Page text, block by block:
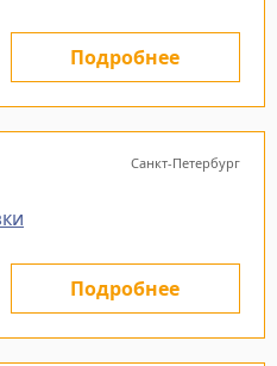
Подробнее
Санкт-Петербург
Подробнее